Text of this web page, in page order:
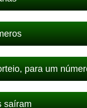
para um
saíram